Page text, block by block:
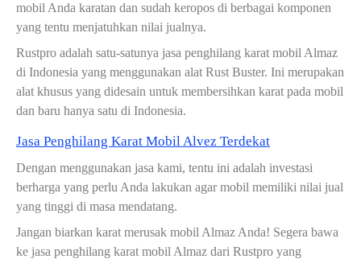
mobil Anda karatan dan sudah keropos di berbagai komponen
yang tentu menjatuhkan nilai jualnya.
Rustpro adalah satu-satunya jasa penghilang karat mobil Almaz
di Indonesia yang menggunakan alat Rust Buster. Ini merupakan
alat khusus yang didesain untuk membersihkan karat pada mobil
dan baru hanya satu di Indonesia.
Jasa Penghilang Karat Mobil Alvez Terdekat
Dengan menggunakan jasa kami, tentu ini adalah investasi
berharga yang perlu Anda lakukan agar mobil memiliki nilai jual
yang tinggi di masa mendatang.
Jangan biarkan karat merusak mobil Almaz Anda! Segera bawa
ke jasa penghilang karat mobil Almaz dari Rustpro yang